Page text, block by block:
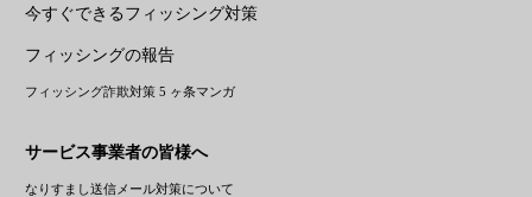
今すぐできるフィッシング対策
フィッシングの報告
フィッシング詐欺対策 5 ヶ条マンガ
サービス事業者の皆様へ
なりすまし送信メール対策について